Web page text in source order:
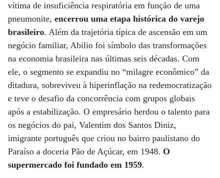
vítima de insuficiência respiratória em função de uma
pneumonite, encerrou uma etapa histórica do varejo
brasileiro. Além da trajetória típica de ascensão em um
negócio familiar, Abilio foi símbolo das transformações
na economia brasileira nas últimas seis décadas. Com
ele, o segmento se expandiu no “milagre econômico” da
ditadura, sobreviveu à hiperinflação na redemocratização
e teve o desafio da concorrência com grupos globais
após a estabilização. O empresário herdou o talento para
os negócios do pai, Valentim dos Santos Diniz,
imigrante português que criou no bairro paulistano do
Paraíso a doceria Pão de Açúcar, em 1948. O
supermercado foi fundado em 1959.